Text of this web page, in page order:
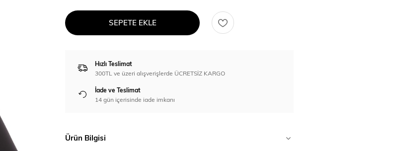
SEPETE EKLE
Hızlı Teslimat
300TL ve üzeri alışverişlerde ÜCRETSİZ KARGO
İade ve Teslimat
14 gün içerisinde iade imkanı
Ürün Bilgisi